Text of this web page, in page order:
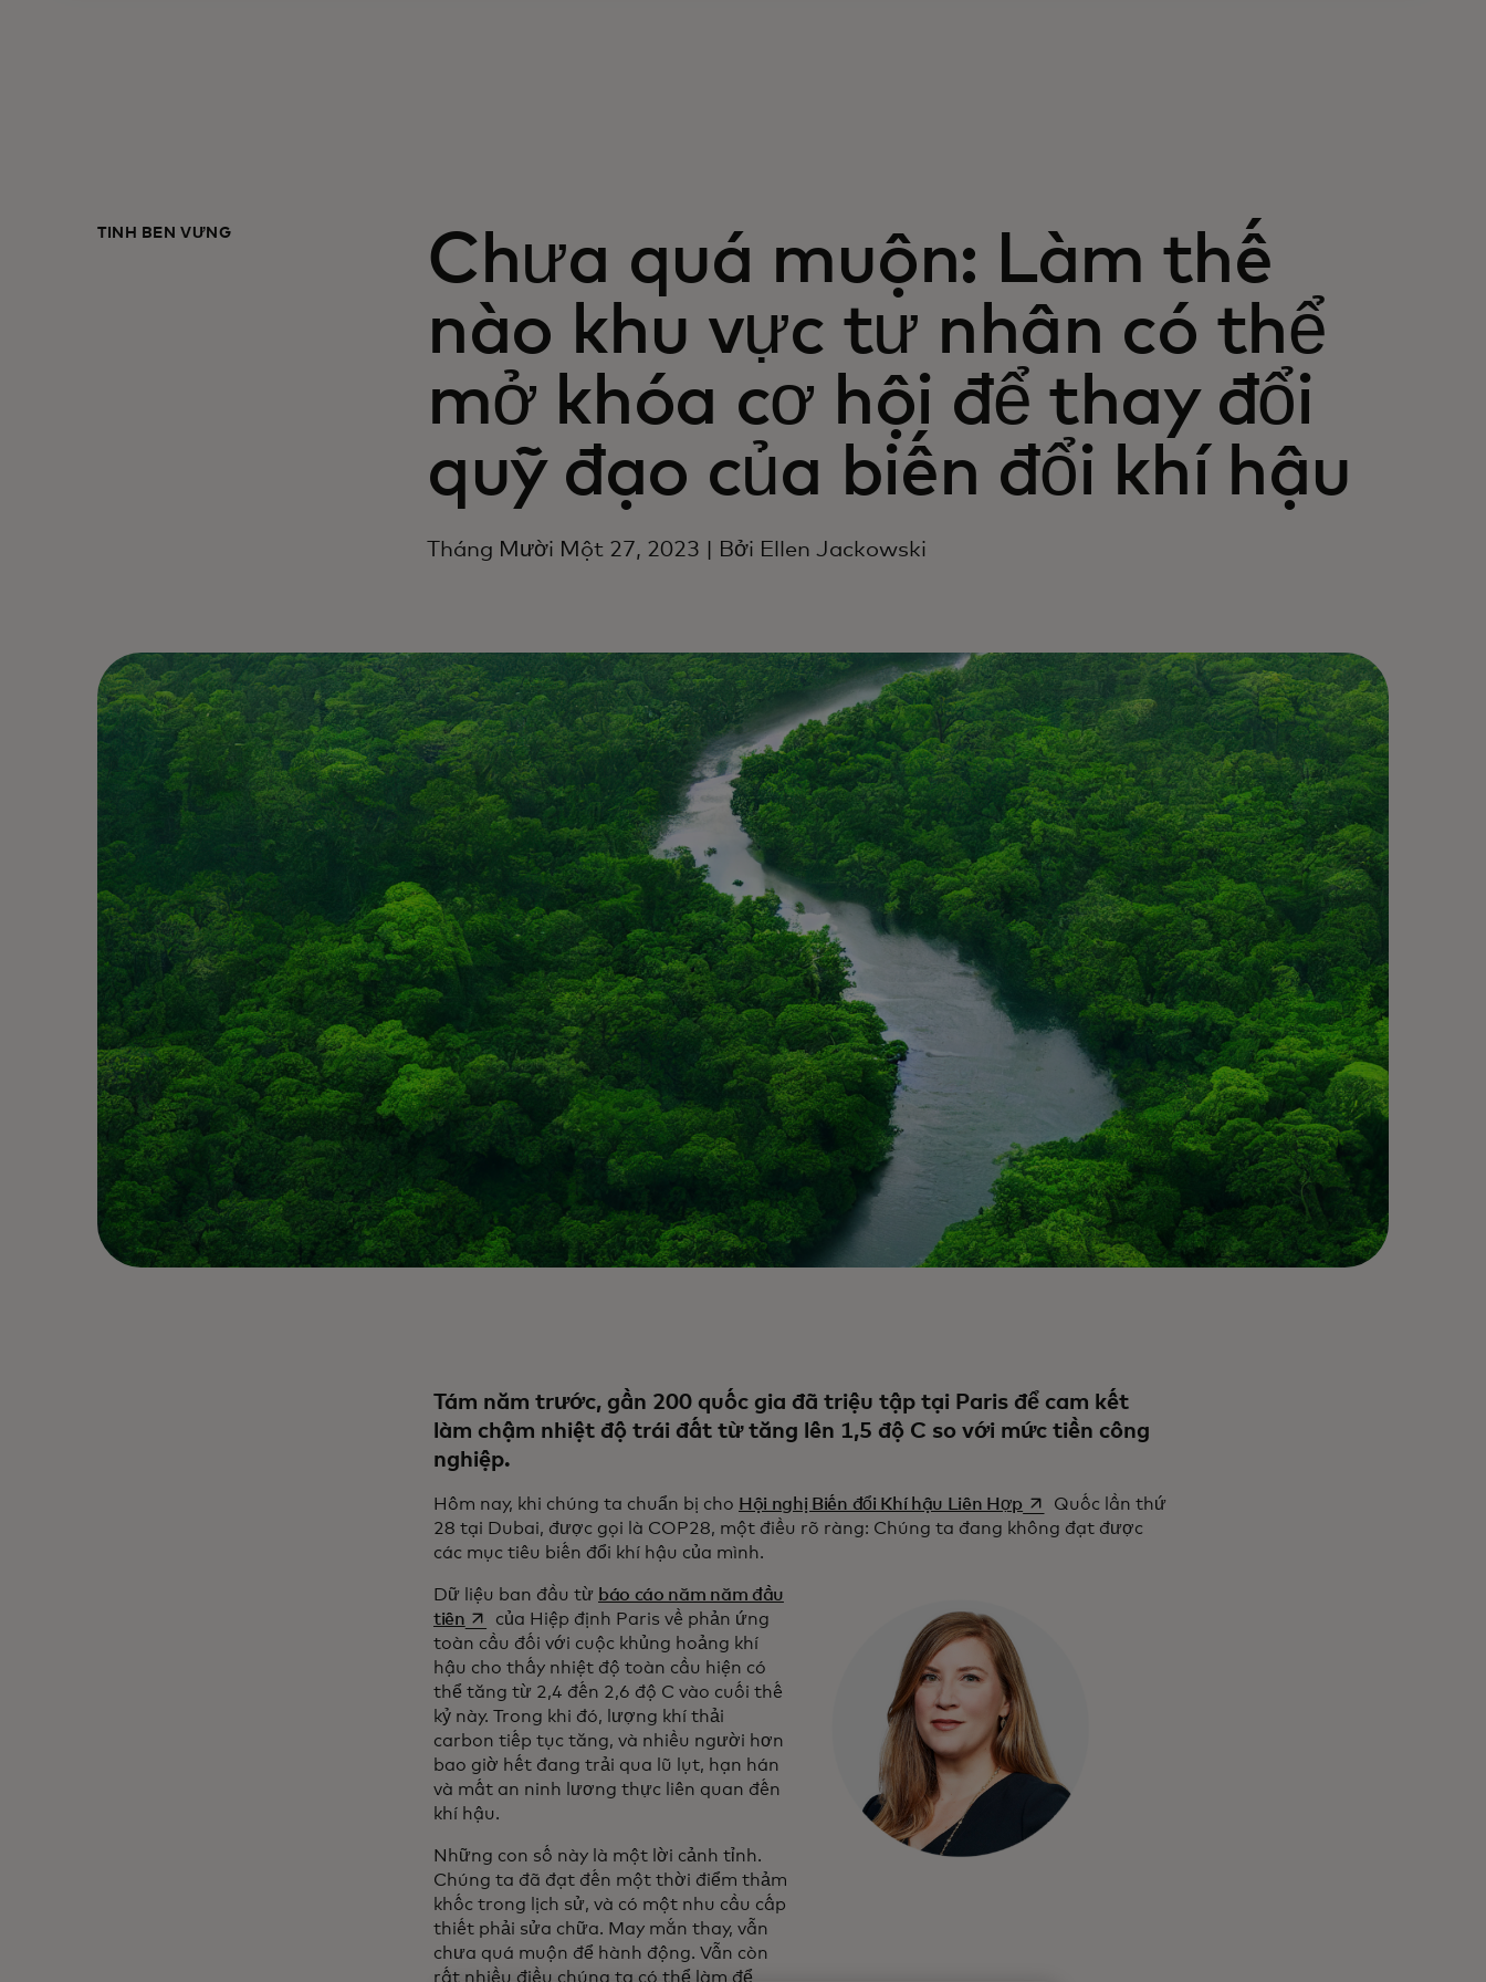
TÍNH BỀN VỮNG
Chưa quá muộn: Làm thế
nào khu vực tư nhân có thể
mở khóa cơ hội để thay đổi
quỹ đạo của biến đổi khí hậu
Tháng Mười Một 27, 2023 | Bởi Ellen Jackowski
Tám năm trước, gần 200 quốc gia đã triệu tập tại Paris để cam kết
làm chậm nhiệt độ trái đất từ tăng lên 1,5 độ C so với mức tiền công
nghiệp.
Hôm nay, khi chúng ta chuẩn bị cho Hội nghị Biến đổi Khí hậu Liên Hợp opens in a new tab
Quốc lần thứ
28 tại Dubai, được gọi là COP28, một điều rõ ràng: Chúng ta đang không đạt được
các mục tiêu biến đổi khí hậu của mình.
Dữ liệu ban đầu từ báo cáo năm năm đầu
tiênopens in a new tab
của Hiệp định Paris về phản ứng
toàn cầu đối với cuộc khủng hoảng khí
hậu cho thấy nhiệt độ toàn cầu hiện có
thể tăng từ 2,4 đến 2,6 độ C vào cuối thế
kỷ này. Trong khi đó, lượng khí thải
carbon tiếp tục tăng, và nhiều người hơn
bao giờ hết đang trải qua lũ lụt, hạn hán
và mất an ninh lương thực liên quan đến
khí hậu.
Những con số này là một lời cảnh tỉnh.
Chúng ta đã đạt đến một thời điểm thảm
khốc trong lịch sử, và có một nhu cầu cấp
thiết phải sửa chữa. May mắn thay, vẫn
chưa quá muộn để hành động. Vẫn còn
rất nhiều điều chúng ta có thể làm để